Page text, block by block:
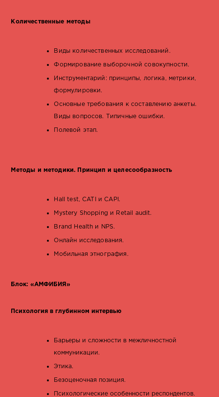
Количественные методы
Виды количественных исследований.
Формирование выборочной совокупности.
Инструментарий: принципы, логика, метрики,
формулировки.
Основные требования к составлению анкеты.
Виды вопросов. Типичные ошибки.
Полевой этап.
Методы и методики. Принцип и целесообразность
Hall test, CATI и CAPI.
Mystery Shopping и Retail audit.
Brand Health и NPS.
Онлайн исследования.
Мобильная этнография.
Блок: «АМФИБИЯ»
Психология в глубинном интервью
Барьеры и сложности в межличностной
коммуникации.
Этика.
Безоценочная позиция.
Психологические особенности респондентов.